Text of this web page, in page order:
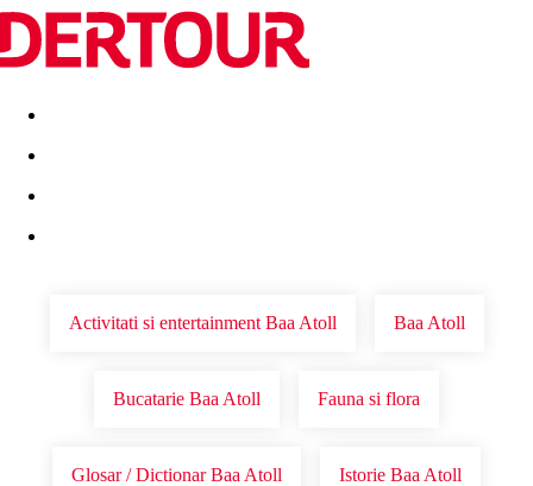
Destinatii Vacanta perfecta OFERTE DE NERATAT
Activitati si entertainment Baa Atoll Baa Atoll
Bucatarie Baa Atoll Fauna si flora
Glosar / Dictionar Baa Atoll Istorie Baa Atoll